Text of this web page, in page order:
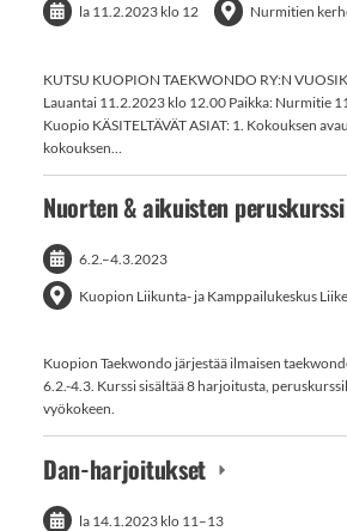
la 11.2.2023 klo 12 Nurmitien
KUTSU KUOPION TAEKWONDO RY:N
Lauantai 11.2.2023 klo 12.00 Paikka: Nurmitie
Kuopio KÄSITELTÄVÄT ASIAT: 1. Kokouksen
kokouksen…
Nuorten & aikuisten peruskurssi
6.2. –4.3.2023
Kuopion Liikunta- ja Kamppailukeskus Liike
Kuopion Taekwondo järjestää ilmaisen
6.2.-4.3. Kurssi sisältää 8 harjoitusta,
vyökokeen.
Dan-harjoitukset
la 14.1.2023 klo 11 –13